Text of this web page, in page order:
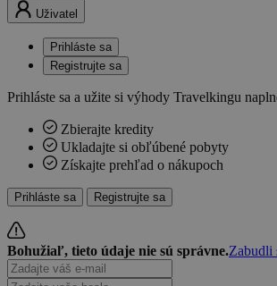
Uživatel
Prihláste sa
Registrujte sa
Prihláste sa a užite si výhody Travelkingu
Zbierajte kredity
Ukladajte si obľúbené pobyty
Získajte prehľad o nákupoch
Prihláste sa Registrujte sa
Bohužiaľ, tieto údaje nie sú správne.Zabudli